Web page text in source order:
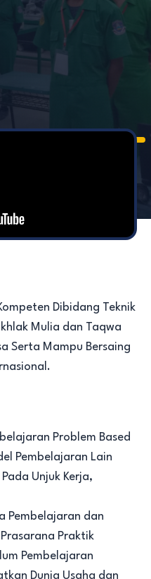
merupakan salah satu
10 jurusan di SMK N
Dibidang Teknik
Mulia dan Taqwa
Serta Mampu Bersaing
Problem Based
Pembelajaran Lain
Unjuk Kerja,
Pembelajaran dan
Praktik
Pembelajaran
Dunia Usaha dan